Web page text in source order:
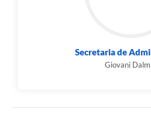
Secretaria de
Giovani